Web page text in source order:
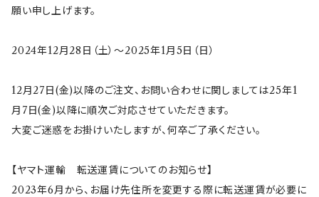
サンリオキャラクターズ
ちびまる子ちゃん
LINE CREATORS
うさまる
マクミラン・アリス
すずめ茶器
frill(フリル)
honoka(ほのか）
スクエア
願い申し上げます。
2024年12月28日（土）～2025年1月5日（日）
12月27日(金)以降のご注文、お問い合わせに関しましては25年1
月7日(金)以降に順次ご対応させていただきます。
大変ご迷惑をお掛けいたしますが、何卒ご了承ください。
【ヤマト運輸 転送運賃についてのお知らせ】
2023年6月から、お届け先住所を変更する際に転送運賃が必要に